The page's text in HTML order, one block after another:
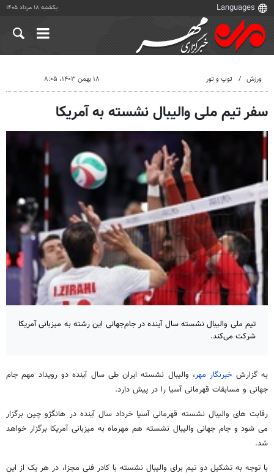
یکشنبه ۱۸ مرداد ۱۴۰۵
ورزش توپ و تور ۱۸ بهمن ۱۴۰۳، ۸:۰۵
سفر تیم ملی والیبال نشسته به آمریکا
تیم ملی والیبال نشسته سال آینده در جام‌جهانی این رشته به میزبانی آمریکا
شرکت می‌کند.
به گزارش خبرنگار مهر، والیبال نشسته ایران طی سال آینده دو رویداد مهم جام
جهانی و مسابقات قهرمانی آسیا را در پیش دارد.
رقابت های والیبال نشسته قهرمانی آسیا خرداد سال آینده در هانگژو چین برگزار
می شود و جام جهانی والیبال نشسته هم مهرماه به میزبانی آمریکا برگزار خواهد
شد.
با توجه به تشکیل دو تیم برای والیبال نشسته با کادر فنی مجزا، در هر یک از این